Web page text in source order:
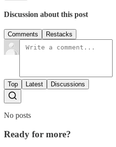
Discussion about this post
Comments Restacks
Top Latest Discussions
No posts
Ready for more?